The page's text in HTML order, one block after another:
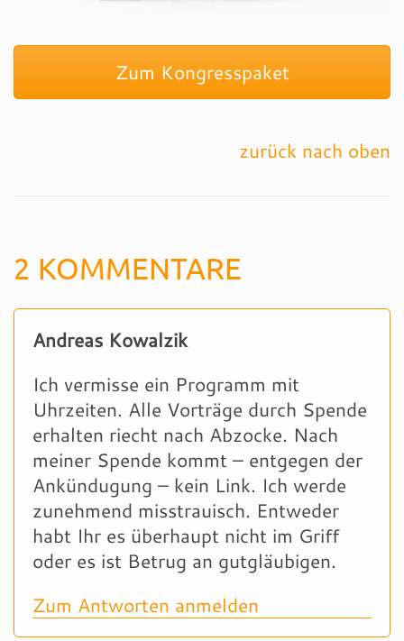
Zum Kongresspaket
zurück nach oben
2 KOMMENTARE
Andreas Kowalzik
Ich vermisse ein Programm mit
Uhrzeiten. Alle Vorträge durch Spende
erhalten riecht nach Abzocke. Nach
meiner Spende kommt – entgegen der
Ankündugung – kein Link. Ich werde
zunehmend misstrauisch. Entweder
habt Ihr es überhaupt nicht im Griff
oder es ist Betrug an gutgläubigen.
Zum Antworten anmelden